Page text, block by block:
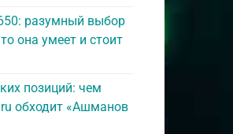
разумный выбор
она умеет и стоит
позиций: чем
обходит «Ашманов